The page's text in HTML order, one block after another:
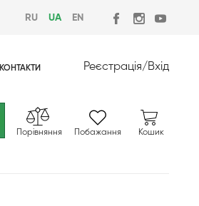
RU UA EN
КОНТАКТИ Реєстрація/Вхід
Порівняння Побажання Кошик